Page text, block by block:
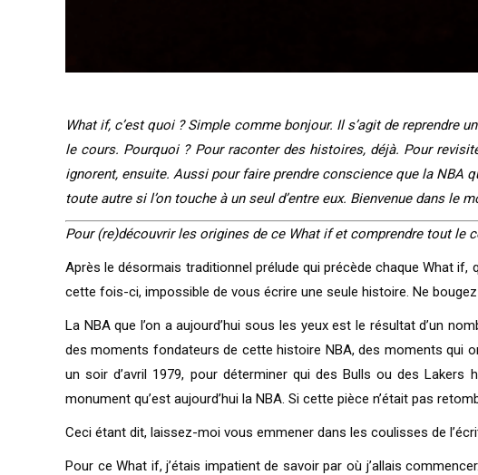
What if, c’est quoi ? Simple comme bonjour. Il s’agit de reprendre
le cours. Pourquoi ? Pour raconter des histoires, déjà. Pour
ignorent, ensuite. Aussi pour faire prendre conscience que la NBA
toute autre si l’on touche à un seul d’entre eux. Bienvenue dans le
Pour (re)découvrir les origines de ce What if et comprendre tout le
Après le désormais traditionnel prélude qui précède chaque What
cette fois-ci, impossible de vous écrire une seule histoire. Ne
La NBA que l’on a aujourd’hui sous les yeux est le résultat d’un
des moments fondateurs de cette histoire NBA, des moments qui
un soir d’avril 1979, pour déterminer qui des Bulls ou des
monument qu’est aujourd’hui la NBA. Si cette pièce n’était pas
Ceci étant dit, laissez-moi vous emmener dans les coulisses de
Pour ce What if, j’étais impatient de savoir par où j’allais